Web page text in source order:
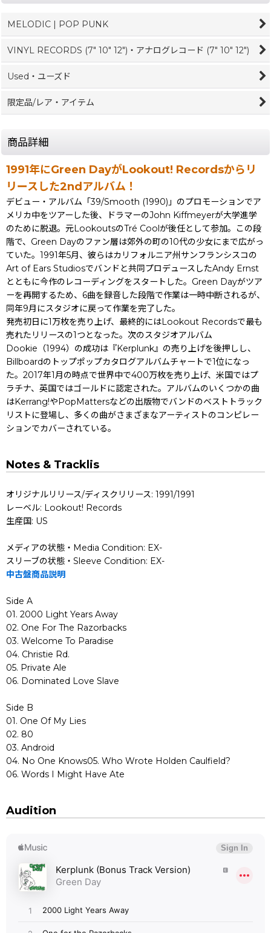
MELODIC | POP PUNK
VINYL RECORDS (7" 10" 12")・アナログレコード (7" 10" 12")
Used・ユーズド
限定品/レア・アイテム
商品詳細
1991年にGreen DayがLookout! Recordsからリ
リースした2ndアルバム！
デビュー・アルバム「39/Smooth (1990)」のプロモーションでア
メリカ中をツアーした後、ドラマーのJohn Kiffmeyerが大学進学
のために脱退。元LookoutsのTré Coolが後任として参加。この段
階で、Green Dayのファン層は郊外の町の10代の少女にまで広がっ
ていた。1991年5月、彼らはカリフォルニア州サンフランシスコの
Art of Ears Studiosでバンドと共同プロデュースしたAndy Ernst
とともに今作のレコーディングをスタートした。Green Dayがツア
ーを再開するため、6曲を録音した段階で作業は一時中断されるが、
同年9月にスタジオに戻って作業を完了した。
発売初日に1万枚を売り上げ、最終的にはLookout Recordsで最も
売れたリリースの1つとなった。次のスタジオアルバム
Dookie（1994）の成功は『Kerplunk』の売り上げを後押しし、
Billboardのトップポップカタログアルバムチャートで1位になっ
た。2017年1月の時点で世界中で400万枚を売り上げ、米国ではプ
ラチナ、英国ではゴールドに認定された。アルバムのいくつかの曲
はKerrang!やPopMattersなどの出版物でバンドのベストトラック
リストに登場し、多くの曲がさまざまなアーティストのコンピレー
ションでカバーされている。
Notes & Tracklis
オリジナルリリース/ディスクリリース: 1991/1991
レーベル: Lookout! Records
生産国: US
メディアの状態・Media Condition: EX-
スリーブの状態・Sleeve Condition: EX-
中古盤商品説明
Side A
01. 2000 Light Years Away
02. One For The Razorbacks
03. Welcome To Paradise
04. Christie Rd.
05. Private Ale
06. Dominated Love Slave
Side B
01. One Of My Lies
02. 80
03. Android
04. No One Knows05. Who Wrote Holden Caulfield?
06. Words I Might Have Ate
Audition